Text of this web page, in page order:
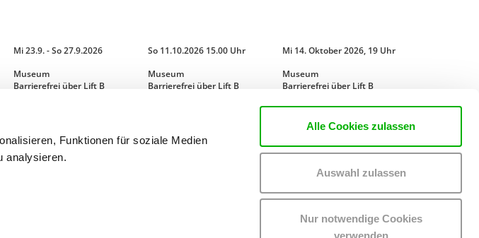
Funktionen für soziale Medien
analysieren.
Alle Cookies zulassen
Auswahl zulassen
Nur notwendige Cookies
verwenden
Mi 23.9. - So 27.9.2026
Museum
Barrierefrei über Lift B
So 11.10.2026 15.00 Uhr
Museum
Barrierefrei über Lift B
Mi 14. Oktober 2026, 19 Uhr
Museum
Barrierefrei über Lift B
MEHR LESEN